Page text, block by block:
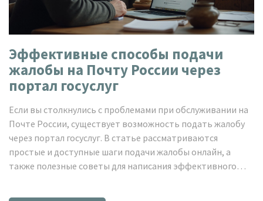
Эффективные способы подачи
жалобы на Почту России через
портал госуслуг
Если вы столкнулись с проблемами при обслуживании на
Почте России, существует возможность подать жалобу
через портал госуслуг. В статье рассматриваются
простые и доступные шаги подачи жалобы онлайн, а
также полезные советы для написания эффективного